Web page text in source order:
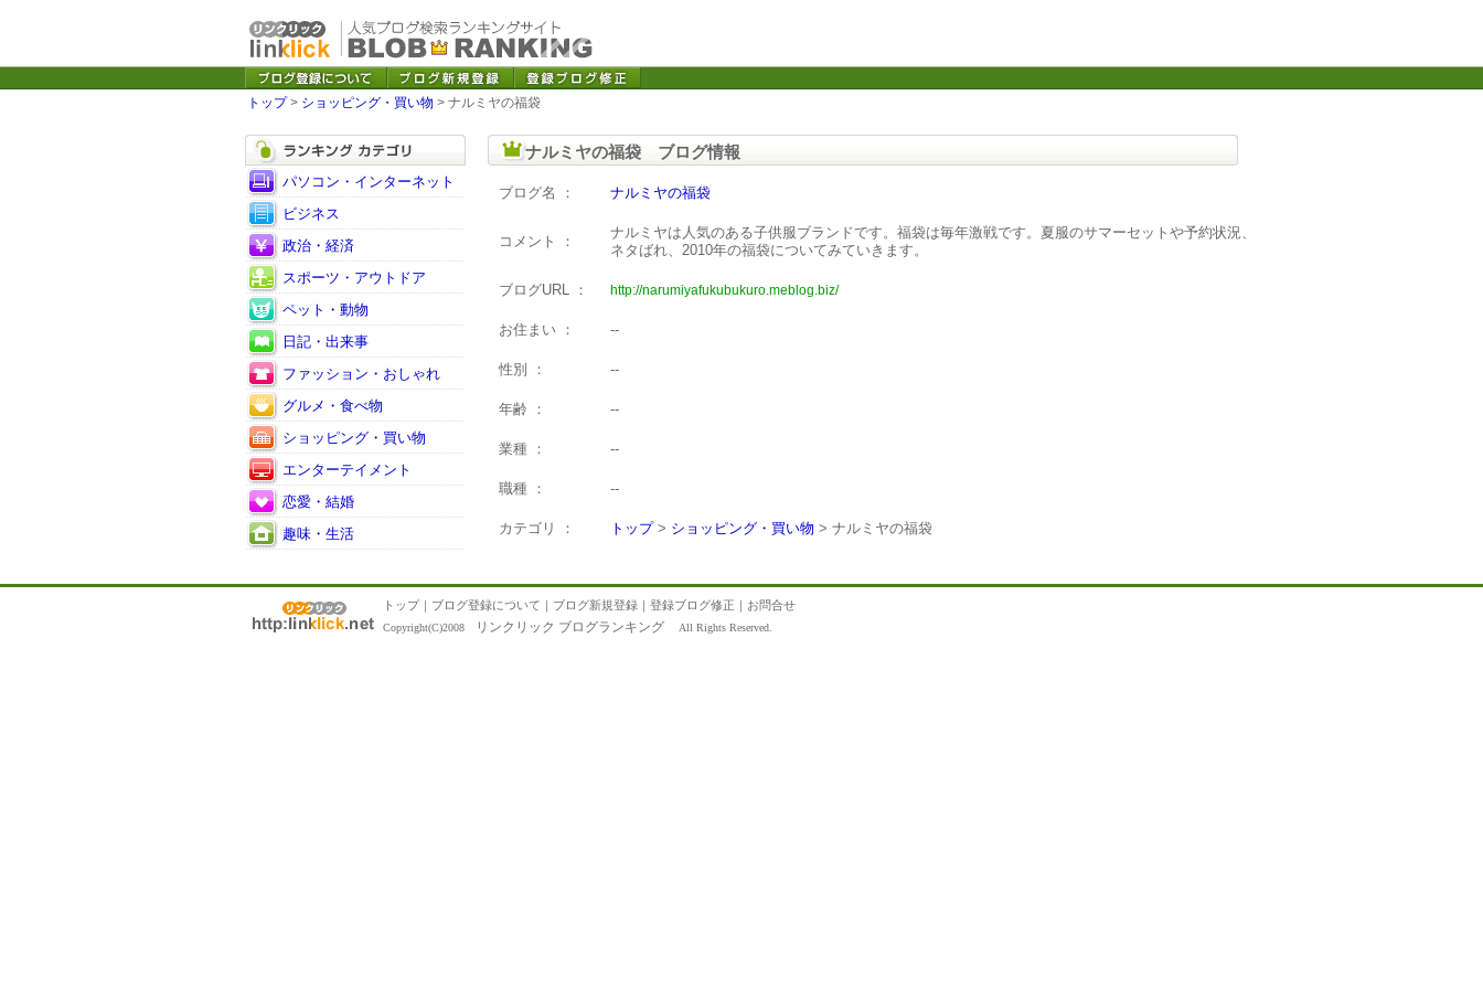
トップ> ショッピング・買い物 > ナルミヤの福袋
パソコン・インターネット
ビジネス
政治・経済
スポーツ・アウトドア
ペット・動物
日記・出来事
ファッション・おしゃれ
グルメ・食べ物
ショッピング・買い物
エンターテイメント
恋愛・結婚
趣味・生活
ナルミヤの福袋 ブログ情報
ブログ名 ： ナルミヤの福袋
コメント ：
ナルミヤは人気のある子供服ブランドです。福袋は毎年激戦です。夏服のサマーセットや予約状況、
ネタばれ、2010年の福袋についてみていきます。
ブログURL ： http://narumiyafukubukuro.meblog.biz/
お住まい ： --
性別 ： --
年齢 ： --
業種 ： --
職種 ： --
カテゴリ ： トップ> ショッピング・買い物 > ナルミヤの福袋
トップ｜ ブログ登録について ｜ ブログ新規登録 ｜ 登録ブログ修正 ｜ お問合せ
Copyright(C)2008 リンクリック ブログランキング All Rights Reserved.